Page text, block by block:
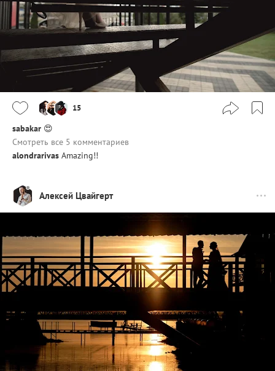
15
sabakar 😍
Смотреть все 5 комментариев
alondrarivas Amazing!!
Алексей Цвайгерт